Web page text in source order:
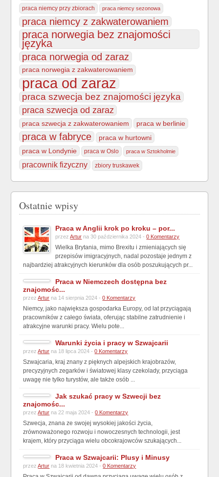
praca niemcy przy zbiorach praca niemcy sezonowa
praca niemcy z zakwaterowaniem
praca norwegia bez znajomości
języka
praca norwegia od zaraz
praca norwegia z zakwaterowaniem
praca od zaraz
praca szwecja bez znajomości języka
praca szwecja od zaraz
praca szwecja z zakwaterowaniem praca w berlinie
praca w fabryce
praca w hurtowni
praca w Londynie
praca w Oslo praca w Sztokholmie
pracownik fizyczny zbiory truskawek
Ostatnie wpisy
Praca w Anglii krok po kroku – por...
przezArtur na 30 października 2024 -0 Komentarzy
Wielka Brytania, mimo Brexitu i zmieniających się
przepisów imigracyjnych, nadal pozostaje jednym z
najbardziej atrakcyjnych kierunków dla osób poszukujących pr...
Praca w Niemczech dostępna bez
znajomośc...
przezArtur na 14 sierpnia 2024 -0 Komentarzy
Niemcy, jako największa gospodarka Europy, od lat przyciągają
pracowników z całego świata, oferując stabilne zatrudnienie i
atrakcyjne warunki pracy. Wielu pote...
Warunki życia i pracy w Szwajcarii
przezArtur na 18 lipca 2024 -0 Komentarzy
Szwajcaria, kraj znany z pięknych alpejskich krajobrazów,
precyzyjnych zegarków i światowej klasy czekolady, przyciąga
uwagę nie tylko turystów, ale także osób ...
Jak szukać pracy w Szwecji bez
znajomośc...
przezArtur na 22 maja 2024 -0 Komentarzy
Szwecja, znana ze swojej wysokiej jakości życia,
zrównoważonego rozwoju i nowoczesnych technologii, jest
krajem, który przyciąga wielu obcokrajowców szukających...
Praca w Szwajcarii: Plusy i Minusy
przezArtur na 18 kwietnia 2024 -0 Komentarzy